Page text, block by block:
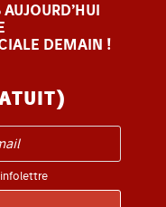
DEMAIN !